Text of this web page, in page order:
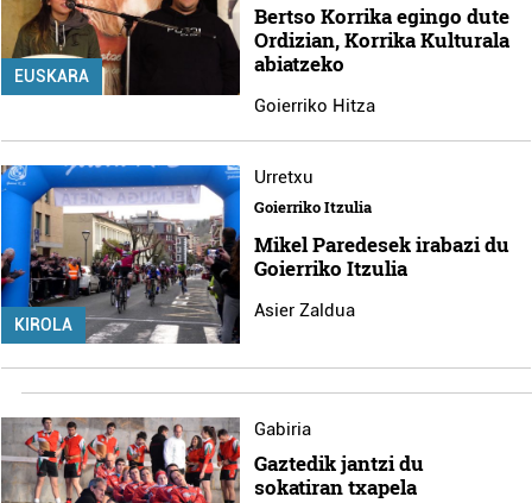
EUSKARA
Bertso Korrika egingo dute
Ordizian, Korrika Kulturala
abiatzeko
Goierriko Hitza
KIROLA
Urretxu
Goierriko Itzulia
Mikel Paredesek irabazi du
Goierriko Itzulia
Asier Zaldua
Gabiria
Gaztedik jantzi du
sokatiran txapela